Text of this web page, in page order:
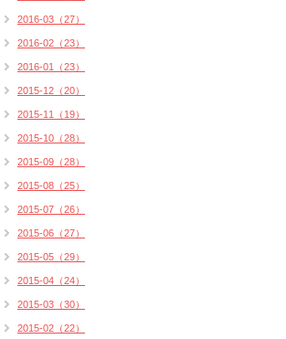
2016-03（27）
2016-02（23）
2016-01（23）
2015-12（20）
2015-11（19）
2015-10（28）
2015-09（28）
2015-08（25）
2015-07（26）
2015-06（27）
2015-05（29）
2015-04（24）
2015-03（30）
2015-02（22）